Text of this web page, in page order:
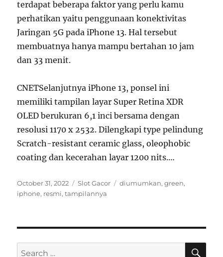
terdapat beberapa faktor yang perlu kamu
perhatikan yaitu penggunaan konektivitas
Jaringan 5G pada iPhone 13. Hal tersebut
membuatnya hanya mampu bertahan 10 jam
dan 33 menit.
CNETSelanjutnya iPhone 13, ponsel ini
memiliki tampilan layar Super Retina XDR
OLED berukuran 6,1 inci bersama dengan
resolusi 1170 x 2532. Dilengkapi type pelindung
Scratch-resistant ceramic glass, oleophobic
coating dan kecerahan layar 1200 nits.…
Posted
on
October 31, 2022 Categories
Slot Gacor Tags
diumumkan,green,
iphone, resmi,tampilannya
Search